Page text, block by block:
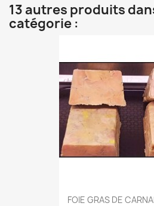
13 autres produits
catégorie :
FOIE GRAS DE